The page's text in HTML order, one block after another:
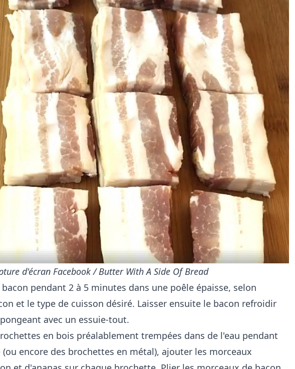
d'écran Facebook / Butter With A Side Of Bread
pendant 2 à 5 minutes dans une poêle épaisse, selon
et le type de cuisson désiré. Laisser ensuite le bacon refroidir
avec un essuie-tout.
en bois préalablement trempées dans de l'eau pendant
encore des brochettes en métal), ajouter les morceaux